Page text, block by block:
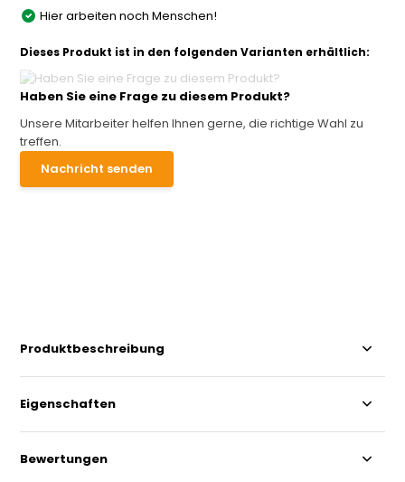
Hier arbeiten noch Menschen!
Dieses Produkt ist in den folgenden Varianten erhältlich:
Haben Sie eine Frage zu diesem Produkt?
Unsere Mitarbeiter helfen Ihnen gerne, die richtige Wahl zu
treffen.
Nachricht senden
Produktbeschreibung
Eigenschaften
Bewertungen